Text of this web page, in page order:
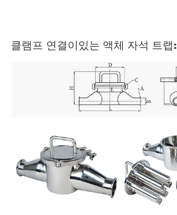
클램프 연결이있는 액체 자석 트랩: